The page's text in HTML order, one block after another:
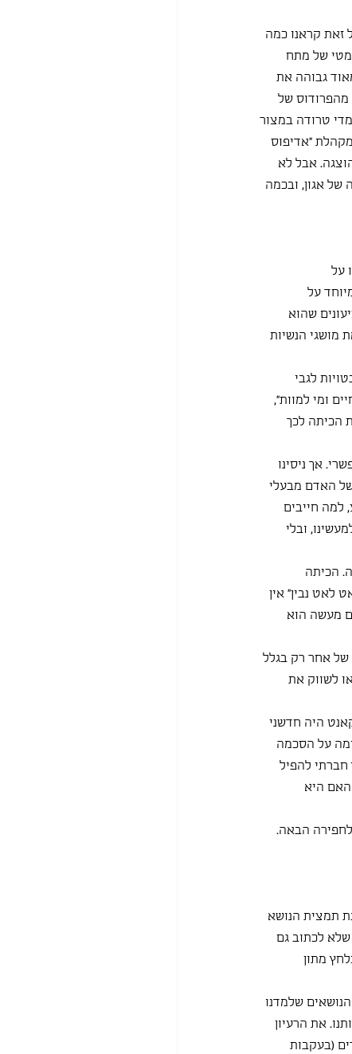
זאת קראנו כמה
של מתח
גבוהה את
מהפרודוס של
טרודה במצור
״אדיפוס
אבל לא
אגון, ובכמה
על
על
שהוא
מושגי הנשיות
לגבי
ומי למוות",
הכיתה לכך
אך ניסינו
של האדם מבעלי
למה חייבים
ובלי
הכיתה
לאט נבין" אין
מעשה הוא
של אחר רק בגלל
לשווק את
היה חדשני
על הסכמה
חברתי להפיל
האם היא
לחפירה הבאה.
תמצית הנושא
שלא לכתוב גם
מתון
שלמדנו
את הרעיון
(בעקבות